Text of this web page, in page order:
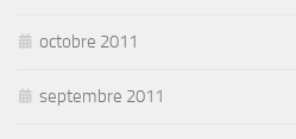
octobre 2011
septembre 2011